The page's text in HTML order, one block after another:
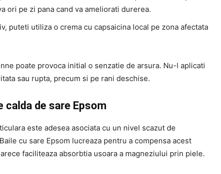
ori pe zi pana cand va ameliorati durerea.
puteti utiliza o crema cu capsaicina local pe zona afectata
poate provoca initial o senzatie de arsura. Nu-l aplicati
sau rupta, precum si pe rani deschise.
calda de sare Epsom
este adesea asociata cu un nivel scazut de
cu sare Epsom lucreaza pentru a compensa acest
faciliteaza absorbtia usoara a magneziului prin piele.